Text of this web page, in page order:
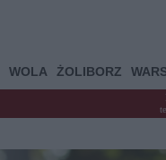
WOLA ŻOLIBORZ